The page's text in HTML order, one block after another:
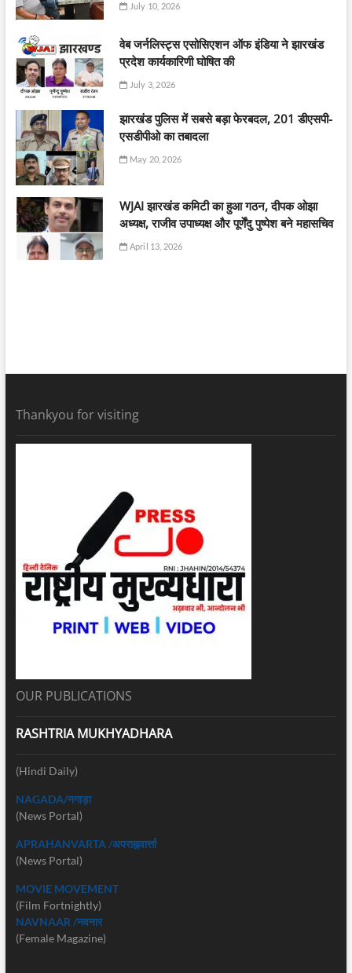
July 10, 2026
वेब जर्नलिस्ट्स एसोसिएशन ऑफ इंडिया ने झारखंड
प्रदेश कार्यकारिणी घोषित की
July 3, 2026
झारखंड पुलिस में सबसे बड़ा फेरबदल, 201 डीएसपी-
एसडीपीओ का तबादला
May 20, 2026
WJAI झारखंड कमिटी का हुआ गठन, दीपक ओझा
अध्यक्ष, राजीव उपाध्यक्ष और पूर्णेंदु पुष्पेश बने महासचिव
April 13, 2026
Thankyou for visiting
OUR PUBLICATIONS
RASHTRIA MUKHYADHARA
(Hindi Daily)
NAGADA/नगाड़ा
(News Portal)
APRAHANVARTA /अपराह्नवार्त्ता
(News Portal)
MOVIE MOVEMENT
(Film Fortnightly)
NAVNAAR /नवनार
(Female Magazine)